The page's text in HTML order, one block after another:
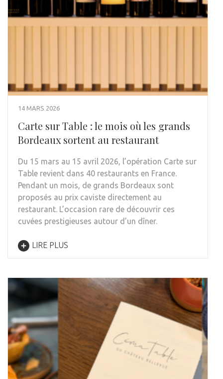
14 MARS 2026
Carte sur Table : le mois où les grands
Bordeaux sortent au restaurant
Du 15 mars au 15 avril 2026, l’opération Carte sur
Table revient dans 40 restaurants en France.
Pendant un mois, de grands Bordeaux sont
proposés au prix caviste directement au
restaurant. L’occasion rare de découvrir ces
cuvées prestigieuses autour d’un dîner.
LIRE PLUS